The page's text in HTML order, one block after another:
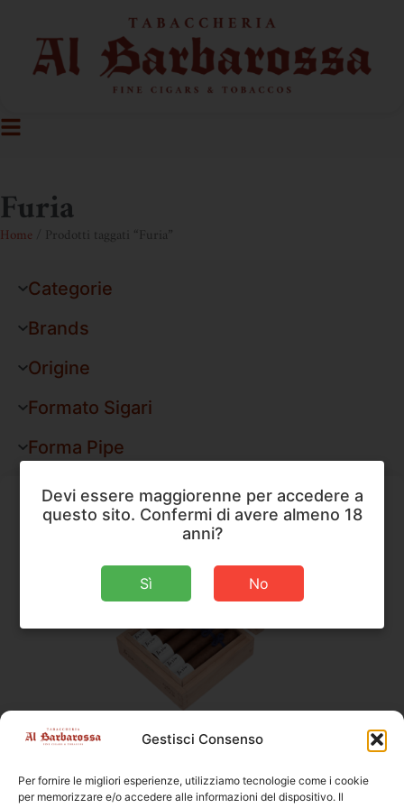
Gestisci Consenso
Per fornire le migliori esperienze, utilizziamo tecnologie come i cookie
per memorizzare e/o accedere alle informazioni del dispositivo. Il
Furia
Home / Prodotti taggati “Furia”
Categorie
Brands
Origine
Formato Sigari
Forma Pipe
Furia
Furia Alecto Short Robusto
Dimensioni
114 × 22 mm
Devi essere maggiorenne per accedere a
questo sito. Confermi di avere almeno 18
anni?
Sì No